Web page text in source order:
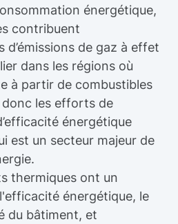
énergétique,
contribuent
d’émissions de gaz à effet
dans les régions où
à partir de combustibles
les efforts de
énergétique
est un secteur majeur de
thermiques ont un
énergétique, le
du bâtiment, et